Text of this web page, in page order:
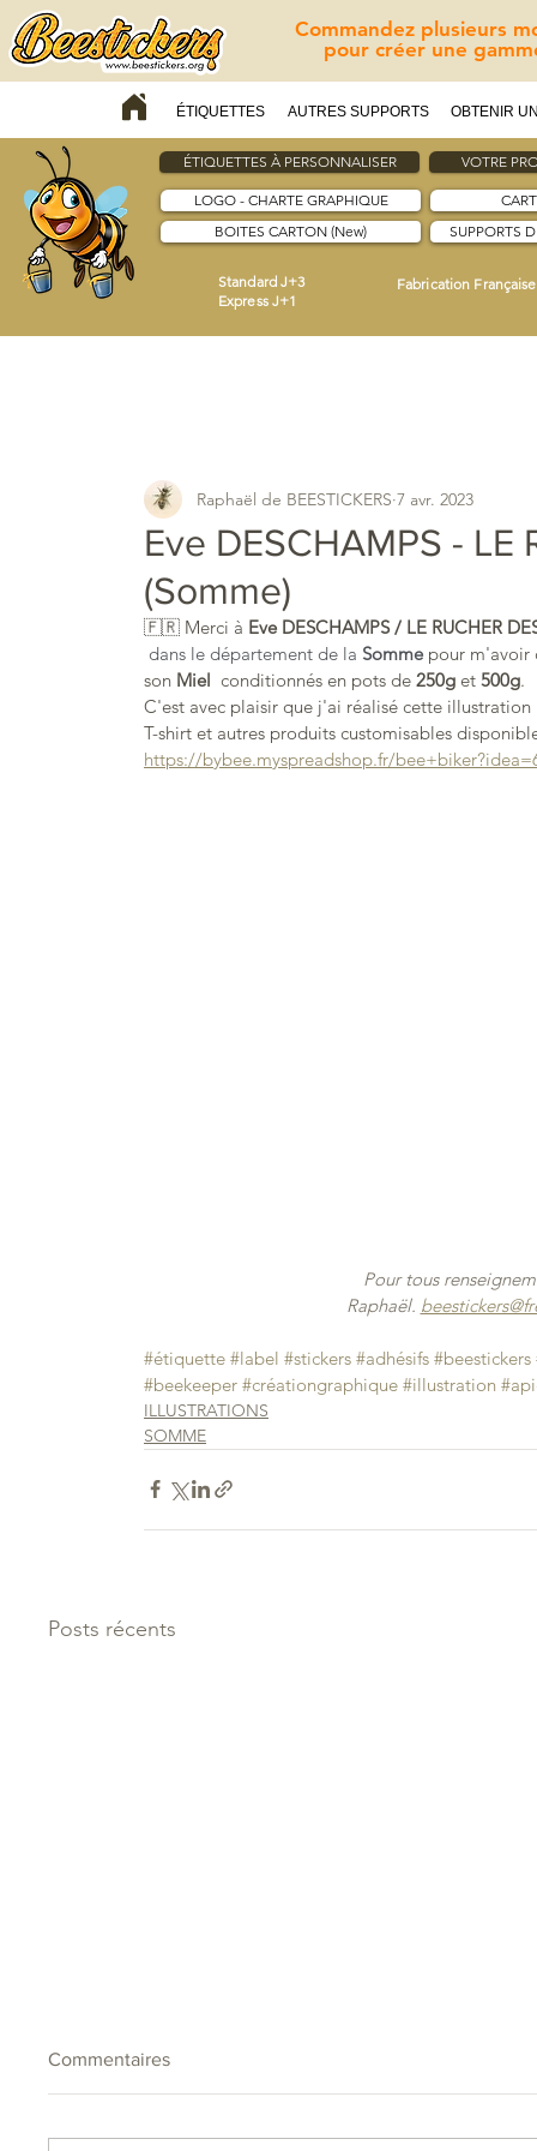
Commandez plusieurs
pour créer une
ÉTIQUETTES AUTRES SUPPORTS OBTENIR
ÉTIQUETTES À PERSONNALISER VOTRE
LOGO - CHARTE GRAPHIQUE
BOITES CARTON (New)
SUPPORTS
Standard J+3
Express J+1
Fabrication Française
Eve DESCHAMPS - LE
(Somme)
Raphaël de BEESTICKERS 7 avr. 2023
🇫🇷 Merci à Eve DESCHAMPS / LE RUCHER
dans le département de la Somme pour m'avoir
son Miel conditionnés en pots de 250g et 500g.
C'est avec plaisir que j'ai réalisé cette
T-shirt et autres produits customisables
https://bybee.myspreadshop.fr/
Pour tous
Raphaël.
#étiquette #label #stickers #adhésifs #beestickers
#beekeeper #créationgraphique #illustration
ILLUSTRATIONS
SOMME
Posts récents
Commentaires